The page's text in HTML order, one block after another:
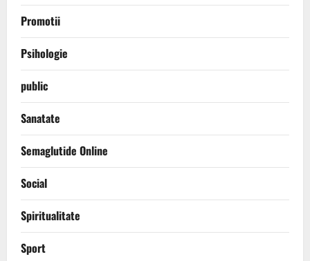
Promotii
Psihologie
public
Sanatate
Semaglutide Online
Social
Spiritualitate
Sport